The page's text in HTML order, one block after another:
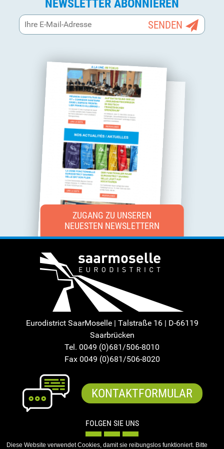
Diese Website verwendet Cookies, damit sie reibungslos funktioniert. Bitte
NEWSLETTER ABONNIEREN
ZUGANG ZU UNSEREN
NEUESTEN NEWSLETTERN
Eurodistrict SaarMoselle | Talstraße 16 | D-66119
Saarbrücken
Tel. 0049 (0)681/506-8010
Fax 0049 (0)681/506-8020
KONTAKTFORMULAR
FOLGEN SIE UNS